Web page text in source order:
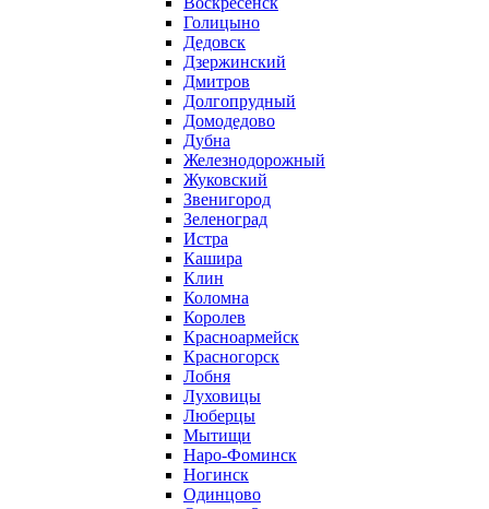
Голицыно
Дедовск
Дзержинский
Дмитров
Долгопрудный
Домодедово
Дубна
Железнодорожный
Жуковский
Звенигород
Зеленоград
Истра
Кашира
Клин
Коломна
Королев
Красноармейск
Красногорск
Лобня
Луховицы
Люберцы
Мытищи
Наро-Фоминск
Ногинск
Одинцово